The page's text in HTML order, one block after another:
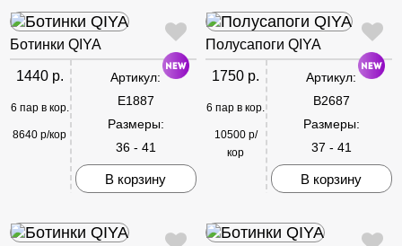
Ботинки QIYA
1440 р.
6 пар в кор.
8640 р/кор
Артикул:
E1887
Размеры:
36 - 41
В корзину
Полусапоги QIYA
1750 р.
6 пар в кор.
10500 р/
кор
Артикул:
B2687
Размеры:
37 - 41
В корзину